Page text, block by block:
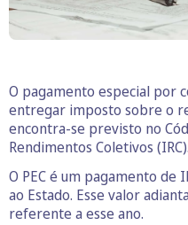
O pagamento especial por
entregar imposto sobre o
encontra-se previsto no
Rendimentos Coletivos (IRC).
O PEC é um pagamento de
ao Estado. Esse valor
referente a esse ano.